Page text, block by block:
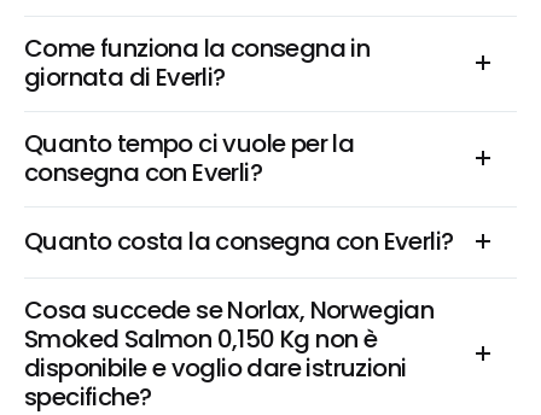
Come funziona la consegna in
giornata di Everli?
Quanto tempo ci vuole per la
consegna con Everli?
Quanto costa la consegna con Everli?
Cosa succede se Norlax, Norwegian
Smoked Salmon 0,150 Kg non è
disponibile e voglio dare istruzioni
specifiche?